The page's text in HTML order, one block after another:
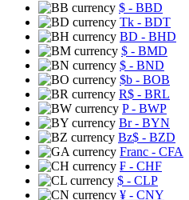
$ - BBD
Tk - BDT
BD - BHD
$ - BMD
$ - BND
$b - BOB
R$ - BRL
P- BWP
Br- BYN
Bz$ - BZD
Franc - CFA
₣ - CHF
$ - CLP
¥ - CNY